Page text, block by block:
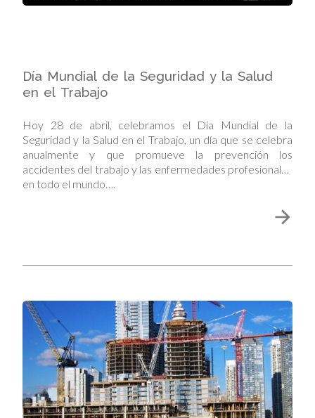
Día Mundial de la Seguridad y la Salud
en el Trabajo
Hoy 28 de abril, celebramos el Día Mundial de la
Seguridad y la Salud en el Trabajo, un día que se celebra
anualmente y que promueve la prevención los
accidentes del trabajo y las enfermedades profesionales
en todo el mundo….